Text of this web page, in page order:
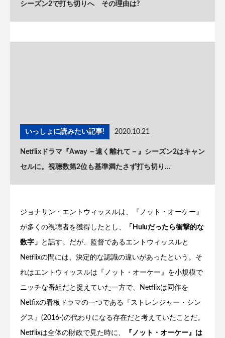
シーズン2で打ち切りへ その理由は?
いっしょに読みたい記事! 2020.10.21
Netflixドラマ『Away －遠く離れて－』シーズン2はキャン
セルに。視聴数第2位も基準満たさず打ち切り…
ジョナサン・エントウィッスルは、『ノット・オーケー』
が多くの視聴者を獲得したとし、 「Huluだったら衝撃的な
数字」 と話す。だが、監督であるエントウィッスルと
Netflixの間には、決定的な認識の違いがあったという。そ
れはエントウィッスルは『ノット・オーケー』を小規模で
ニッチな番組だと捉えていた一方で、Netflixは同作を
Netfixの看板ドラマの一つである『ストレンジャー・シン
グス』(2016-)の代わりになる存在だと考えていたことだ。
Netflixは全体の財政で見た時に、 『ノット・オーケー』は